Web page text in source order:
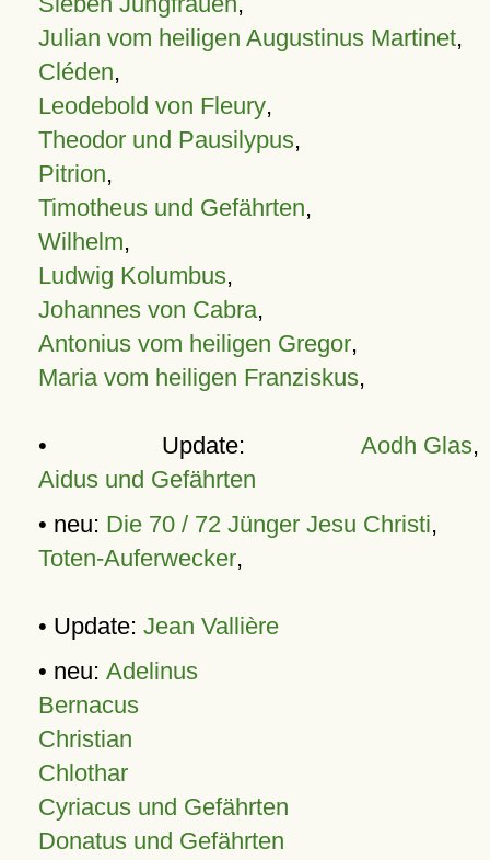
Julian vom heiligen Augustinus Martinet,
Cléden,
Leodebold von Fleury,
Theodor und Pausilypus,
Pitrion,
Timotheus und Gefährten,
Wilhelm,
Ludwig Kolumbus,
Johannes von Cabra,
Antonius vom heiligen Gregor,
Maria vom heiligen Franziskus,
• Update: Aodh Glas,
Aidus und Gefährten
• neu: Die 70 / 72 Jünger Jesu Christi,
Toten-Auferwecker,
• Update: Jean Vallière
• neu: Adelinus
Bernacus
Christian
Chlothar
Cyriacus und Gefährten
Donatus und Gefährten